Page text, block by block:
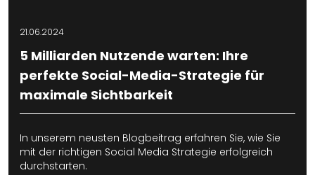
21.06.2024
5 Milliarden Nutzende warten: Ihre
perfekte Social-Media-Strategie für
maximale Sichtbarkeit
In unserem neusten Blogbeitrag erfahren Sie, wie Sie
mit der richtigen Social Media Strategie erfolgreich
durchstarten.